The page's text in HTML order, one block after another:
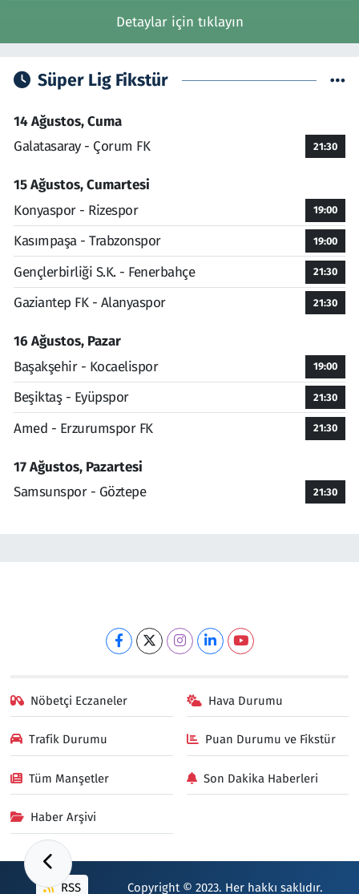
Detaylar için tıklayın
Süper Lig Fikstür
14 Ağustos, Cuma
Galatasaray - Çorum FK
21:30
15 Ağustos, Cumartesi
Konyaspor - Rizespor
19:00
Kasımpaşa - Trabzonspor 19:00
Gençlerbirliği S.K. - Fenerbahçe 21:30
Gaziantep FK - Alanyaspor 21:30
16 Ağustos, Pazar
Başakşehir - Kocaelispor
19:00
Beşiktaş - Eyüpspor 21:30
Amed - Erzurumspor FK 21:30
17 Ağustos, Pazartesi
Samsunspor - Göztepe
21:30
Nöbetçi Eczaneler Hava Durumu
Trafik Durumu Puan Durumu ve Fikstür
Tüm Manşetler Son Dakika Haberleri
Haber Arşivi
RSS Copyright © 2023. Her hakkı saklıdır.